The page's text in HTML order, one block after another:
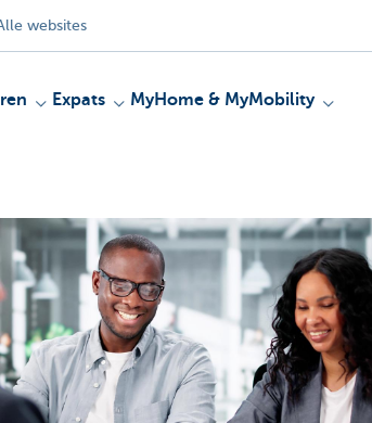
websites
Expats MyHome & MyMobility